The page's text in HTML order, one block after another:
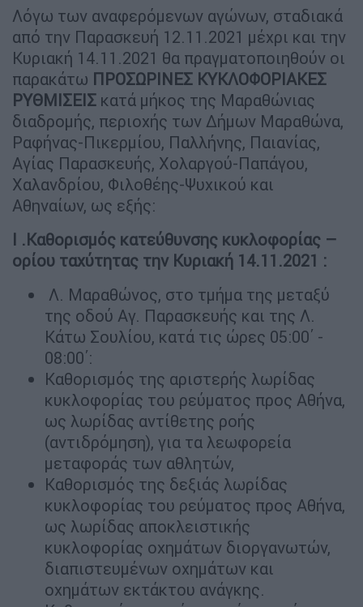
Λόγω των αναφερόμενων αγώνων, σταδιακά
από την Παρασκευή 12.11.2021 μέχρι και την
Κυριακή 14.11.2021 θα πραγματοποιηθούν οι
παρακάτω ΠΡΟΣΩΡΙΝΕΣ ΚΥΚΛΟΦΟΡΙΑΚΕΣ
ΡΥΘΜΙΣΕΙΣ κατά μήκος της Μαραθώνιας
διαδρομής, περιοχής των Δήμων Μαραθώνα,
Ραφήνας-Πικερμίου, Παλλήνης, Παιανίας,
Αγίας Παρασκευής, Χολαργού-Παπάγου,
Χαλανδρίου, Φιλοθέης-Ψυχικού και
Αθηναίων, ως εξής:
I .Καθορισμός κατεύθυνσης κυκλοφορίας –
ορίου ταχύτητας την Κυριακή 14.11.2021 :
Λ. Μαραθώνος, στο τμήμα της μεταξύ
της οδού Αγ. Παρασκευής και της Λ.
Κάτω Σουλίου, κατά τις ώρες 05:00΄ -
08:00΄:
Καθορισμός της αριστερής λωρίδας
κυκλοφορίας του ρεύματος προς Αθήνα,
ως λωρίδας αντίθετης ροής
(αντιδρόμηση), για τα λεωφορεία
μεταφοράς των αθλητών,
Καθορισμός της δεξιάς λωρίδας
κυκλοφορίας του ρεύματος προς Αθήνα,
ως λωρίδας αποκλειστικής
κυκλοφορίας οχημάτων διοργανωτών,
διαπιστευμένων οχημάτων και
οχημάτων εκτάκτου ανάγκης.